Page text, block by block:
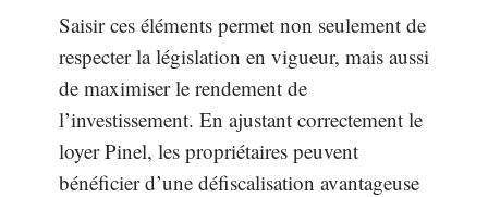
Saisir ces éléments permet non seulement de
respecter la législation en vigueur, mais aussi
de maximiser le rendement de
l’investissement. En ajustant correctement le
loyer Pinel, les propriétaires peuvent
bénéficier d’une défiscalisation avantageuse